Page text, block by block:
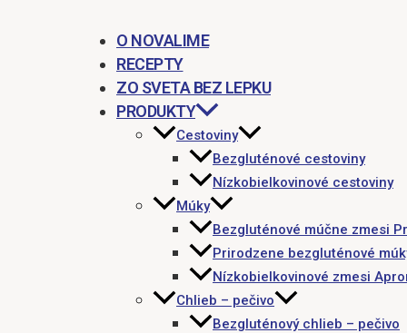
O NOVALIME
RECEPTY
ZO SVETA BEZ LEPKU
PRODUKTY
Cestoviny
Bezgluténové cestoviny
Nízkobielkovinové cestoviny
Múky
Bezgluténové múčne zmesi
Prirodzene bezgluténové
Nízkobielkovinové zmesi
Chlieb – pečivo
Bezgluténový chlieb – pečivo